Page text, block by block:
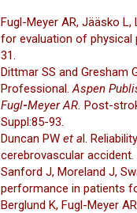
Fugl-Meyer AR, Jääsko
for evaluation of physical
31.
Dittmar SS and Gresham
Professional. Aspen
Fugl-MeyerAR. Post-
Suppl:85-93.
Duncan PW et al.
cerebrovascular accident.
Sanford J, Moreland J,
performance in patients
Berglund K, Fugl-Meyer